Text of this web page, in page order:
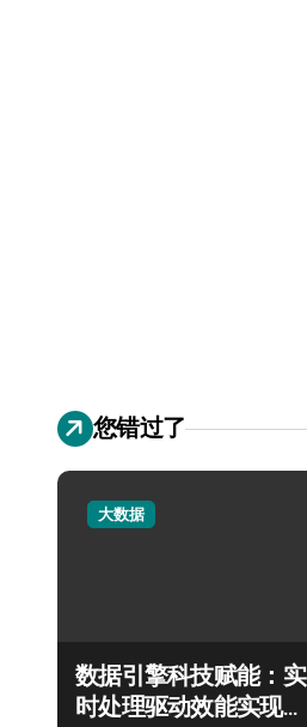
您错过了
大数据
数据引擎科技赋能：实
时处理驱动效能实现飞